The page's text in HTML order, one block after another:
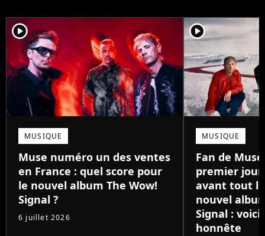
player2
MUSIQUE
Muse numéro un des ventes
en France : quel score pour
le nouvel album The Wow!
Signal ?
6 juillet 2026
player2
MUSIQUE
Fan de
premier
avant tout
nouvel
Signal : voici
honnête